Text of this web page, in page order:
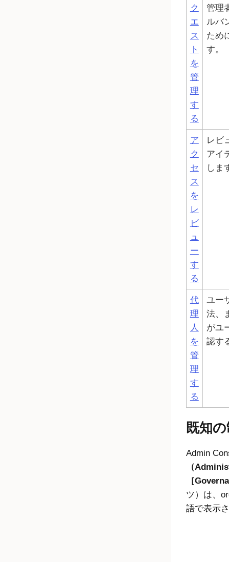
ク
エ
ス
ト
を
管
理
す
る
管理
ルバ
ため
す。
ア
ク
セ
ス
を
レ
ビ
ュ
ー
す
る
レビ
アイ
しま
代
理
人
を
管
理
す
る
ユー
法、
がユ
認す
既知
Admin
（
ツ）は、
語で表示